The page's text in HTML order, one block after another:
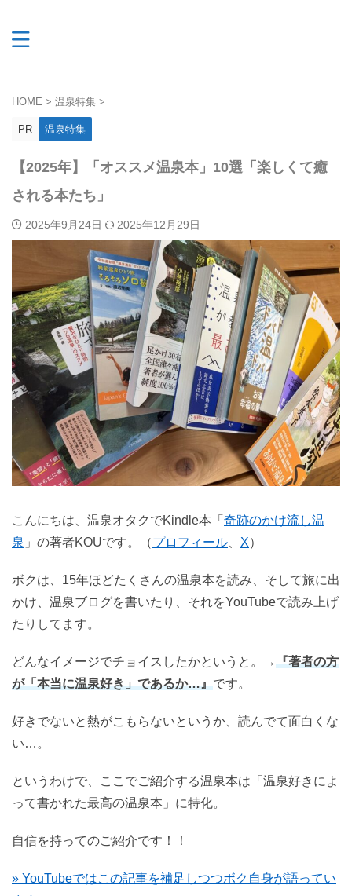
HOME > 温泉特集 >
PR 温泉特集
【2025年】「オススメ温泉本」10選「楽しくて癒
される本たち」
2025年9月24日 2025年12月29日
こんにちは、温泉オタクでKindle本「 奇跡のかけ流し温
泉 」の著者KOUです。（プロフィール X）
ボクは、15年ほどたくさんの温泉本を読み、そして旅に出
かけ、温泉ブログを書いたり、それをYouTubeで読み上げ
たりしてます。
どんなイメージでチョイスしたかというと。→『著者の方
が「本当に温泉好き」であるか…』です。
好きでないと熱がこもらないというか、読んでて面白くな
い…。
というわけで、ここでご紹介する温泉本は「温泉好きによ
って書かれた最高の温泉本」に特化。
自信を持ってのご紹介です！！
» YouTubeではこの記事を補足しつつボク自身が語ってい